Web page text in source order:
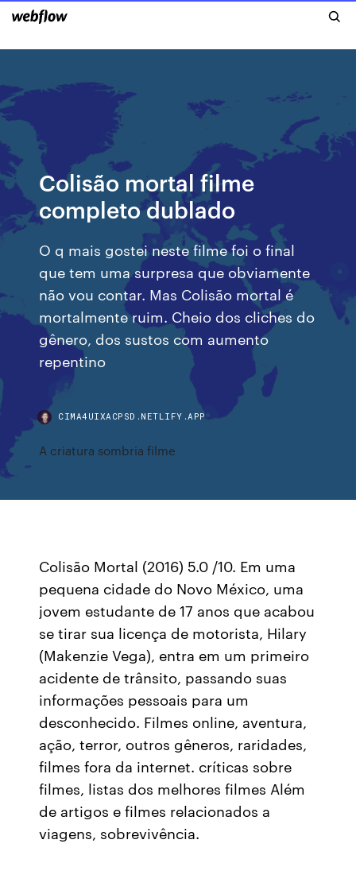
Colisão mortal filme
completo dublado
O q mais gostei neste filme foi o final
que tem uma surpresa que obviamente
não vou contar. Mas Colisão mortal é
mortalmente ruim. Cheio dos cliches do
gênero, dos sustos com aumento
repentino
CIMA4UIXACPSD.NETLIFY.APP
A criatura sombria filme
Colisão Mortal (2016) 5.0 /10. Em uma
pequena cidade do Novo México, uma
jovem estudante de 17 anos que acabou
se tirar sua licença de motorista, Hilary
(Makenzie Vega), entra em um primeiro
acidente de trânsito, passando suas
informações pessoais para um
desconhecido. Filmes online, aventura,
ação, terror, outros gêneros, raridades,
filmes fora da internet. críticas sobre
filmes, listas dos melhores filmes Além
de artigos e filmes relacionados a
viagens, sobrevivência.